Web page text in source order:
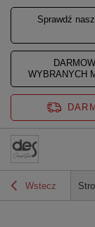
Sprawdź
WYBRANYCH
Wstecz